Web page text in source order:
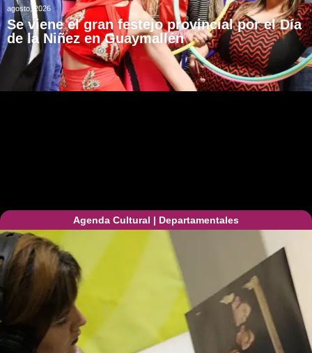
agosto, 2026
Se viene el gran festejo provincial por el Día
de la Niñez en Guaymallén
Agenda Cultural | Departamentales